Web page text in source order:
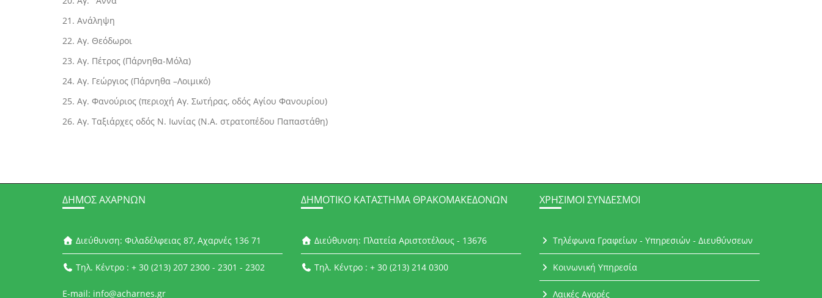
21. Ανάληψη
22. Αγ. Θεόδωροι
23. Αγ. Πέτρος (Πάρνηθα-Μόλα)
24. Αγ. Γεώργιος (Πάρνηθα –Λοιμικό)
25. Αγ. Φανούριος (περιοχή Αγ. Σωτήρας, οδός Αγίου Φανουρίου)
26. Αγ. Ταξιάρχες οδός Ν. Ιωνίας (Ν.Α. στρατοπέδου Παπαστάθη)
ΔΉΜΟΣ ΑΧΑΡΝΏΝ
Διεύθυνση: Φιλαδέλφειας 87, Αχαρνές 136 71
Τηλ. Κέντρο : + 30 (213) 207 2300 - 2301 - 2302
E-mail: info@acharnes.gr
ΔΗΜΟΤΙΚΌ ΚΑΤΆΣΤΗΜΑ ΘΡΑΚΟΜΑΚΕΔΌΝΩΝ
Διεύθυνση: Πλατεία Αριστοτέλους - 13676
Τηλ. Κέντρο : + 30 (213) 214 0300
ΧΡΉΣΙΜΟΙ ΣΎΝΔΕΣΜΟΙ
Τηλέφωνα Γραφείων - Υπηρεσιών - Διευθύνσεων
Κοινωνική Υπηρεσία
Λαικές Αγορές